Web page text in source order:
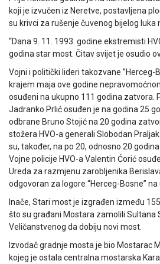
koji je izvučen iz Neretve, postavljena
su krivci za rušenje čuvenog bijelog luka
“Dana 9. 11. 1993. godine ekstremisti
godina star most. Čitav svijet je osudio
Vojni i politički lideri takozvane ”Herceg-
krajem maja ove godine
osuđeni na ukupno 111 godina zatvora.
Jadranko Prlić osuđen je na godina 25
odbrane Bruno Stojić na 20 godina
stožera HVO-a generali Slobodan
su, također, na po 20, odnosno 20
Vojne policije HVO-a Valentin Ćorić
Ureda za razmjenu zarobljenika
odgovoran za logore “Herceg-Bosne” na
Inače, Stari most je izgrađen između
što su građani Mostara zamolili Sultana
Veličanstvenog da dobiju novi most.
Izvodač gradnje mosta je bio Mostarac
kojeg je ostala centralna mostarska